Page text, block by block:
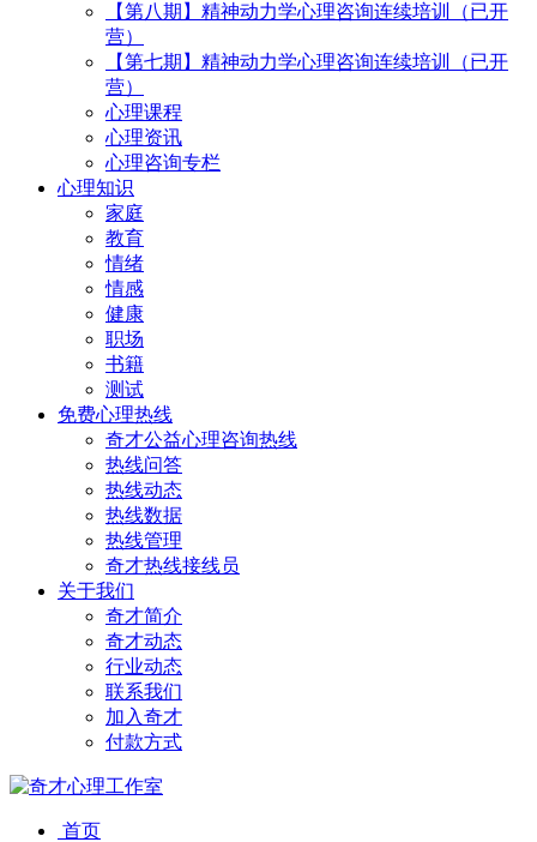
【第八期】精神动力学心理咨询连续培训（已开
营）
【第七期】精神动力学心理咨询连续培训（已开
营）
心理课程
心理资讯
心理咨询专栏
心理知识
家庭
教育
情绪
情感
健康
职场
书籍
测试
免费心理热线
奇才公益心理咨询热线
热线问答
热线动态
热线数据
热线管理
奇才热线接线员
关于我们
奇才简介
奇才动态
行业动态
联系我们
加入奇才
付款方式
首页